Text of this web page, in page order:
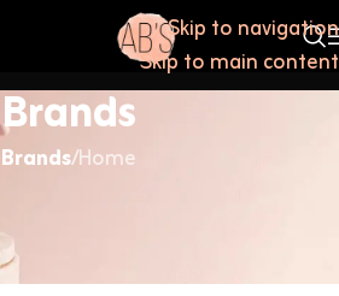
Skip to navigation
Skip to main content
Brands
Home
/
Brands